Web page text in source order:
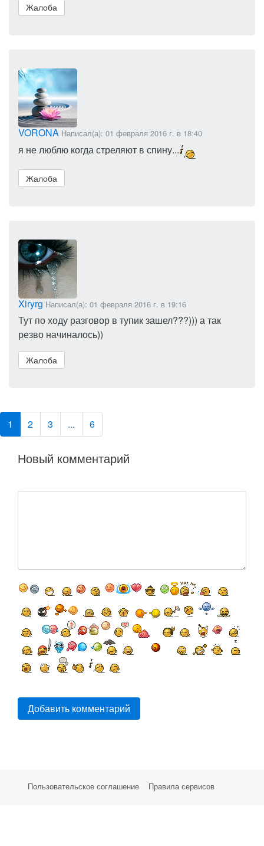
Жалоба
VORONA Написал(а): 01 февраля 2016 г. в 18:40
я не люблю когда стреляют в спину...
Жалоба
Xiryrg Написал(а): 01 февраля 2016 г. в 19:16
Тут по ходу разговор в тупик зашел???))) а так
резво начиналось))
Жалоба
1 2 3 ... 6
Новый комментарий
Добавить комментарий
Пользовательское соглашение
Правила сервисов